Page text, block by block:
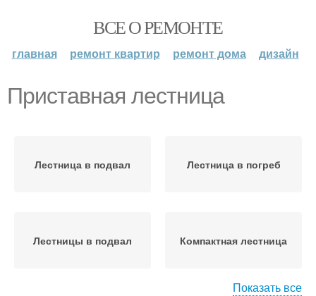
ВСЕ О РЕМОНТЕ
главная ремонт квартир ремонт дома дизайн
Приставная лестница
Лестница в подвал Лестница в погреб
Лестницы в подвал Компактная лестница
Показать все